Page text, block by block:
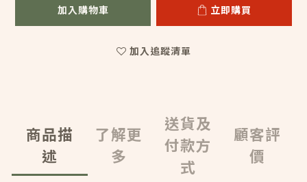
加入購物車 立即購買
加入追蹤清單
商品描
述
了解更
多
送貨及
付款方
式
顧客評
價